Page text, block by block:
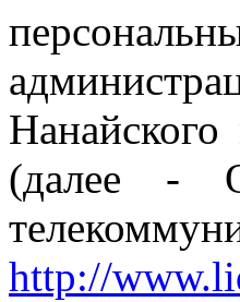
(далее -
http://